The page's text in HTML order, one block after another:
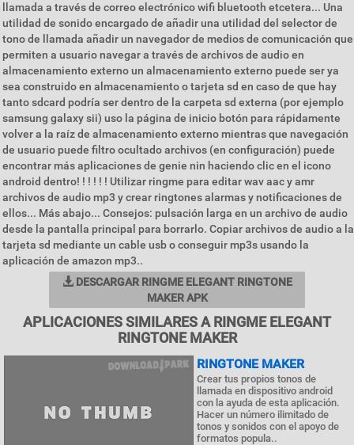
llamada a través de correo electrónico wifi bluetooth etcetera... Una
utilidad de sonido encargado de añadir una utilidad del selector de
tono de llamada añadir un navegador de medios de comunicación que
permiten a usuario navegar a través de archivos de audio en
almacenamiento externo un almacenamiento externo puede ser ya
sea construido en almacenamiento o tarjeta sd en caso de que hay
tanto sdcard podría ser dentro de la carpeta sd externa (por ejemplo
samsung galaxy sii) uso la página de inicio botón para rápidamente
volver a la raíz de almacenamiento externo mientras que navegación
de usuario puede filtro ocultado archivos (en configuración) puede
encontrar más aplicaciones de genie nin haciendo clic en el icono
android dentro! ! ! ! ! ! Utilizar ringme para editar wav aac y amr
archivos de audio mp3 y crear ringtones alarmas y notificaciones de
ellos... Más abajo... Consejos: pulsación larga en un archivo de audio
desde la pantalla principal para borrarlo. Copiar archivos de audio a la
tarjeta sd mediante un cable usb o conseguir mp3s usando la
aplicación de amazon mp3..
DESCARGAR RINGME ELEGANT RINGTONE
MAKER APK
APLICACIONES SIMILARES A RINGME ELEGANT
RINGTONE MAKER
RINGTONE MAKER
Crear tus propios tonos de
llamada en dispositivo android
con la ayuda de esta aplicación.
Hacer un número ilimitado de
tonos y sonidos con el apoyo de
formatos popula..